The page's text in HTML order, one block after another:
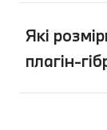
Які
плагін-